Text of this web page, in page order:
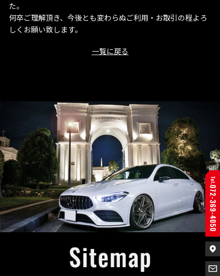
た。
何卒ご理解頂き、今後とも変わらぬご利用・お取引の程よろ
しくお願い致します。
一覧に戻る